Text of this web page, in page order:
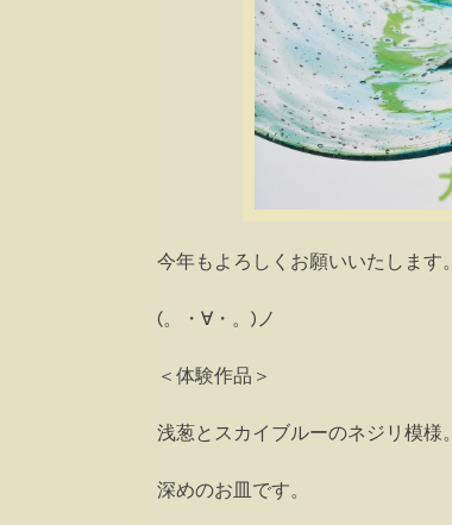
今年もよろしくお願いいたします。
(。・∀・。)ノ
＜体験作品＞
浅葱とスカイブルーのネジリ模様。
深めのお皿です。